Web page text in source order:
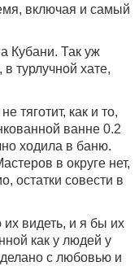
включая и самый
Кубани. Так уж
турлучной хате,
тяготит, как и то,
ванне 0.2
ходила в баню.
в округе нет,
остатки совести в
видеть, и я бы их
как у людей у
с любовью и